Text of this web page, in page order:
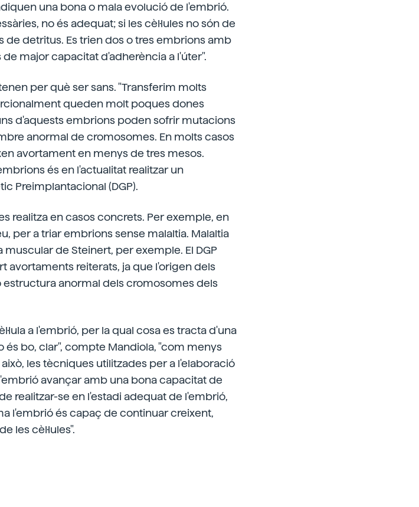
una bona o mala evolució de l'embrió.
no és adequat; si les cèl·lules no són de
de detritus. Es trien dos o tres embrions amb
major capacitat d'adherència a l'úter".
per què ser sans. "Transferim molts
queden molt poques dones
d'aquests embrions poden sofrir mutacions
anormal de cromosomes. En molts casos
avortament en menys de tres mesos.
és en l'actualitat realitzar un
Preimplantacional (DGP).
realitza en casos concrets. Per exemple, en
per a triar embrions sense malaltia. Malaltia
de Steinert, per exemple. El DGP
avortaments reiterats, ja que l'origen dels
anormal dels cromosomes dels
a l'embrió, per la qual cosa es tracta d'una
és bo, clar", compte Mandiola, "com menys
les tècniques utilitzades per a l'elaboració
avançar amb una bona capacitat de
realitzar-se en l'estadi adequat de l'embrió,
l'embrió és capaç de continuar creixent,
les cèl·lules".